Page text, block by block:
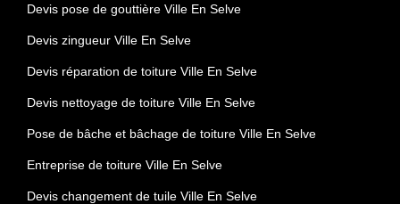
Devis pose de gouttière Ville En Selve
Devis zingueur Ville En Selve
Devis réparation de toiture Ville En Selve
Devis nettoyage de toiture Ville En Selve
Pose de bâche et bâchage de toiture Ville En Selve
Entreprise de toiture Ville En Selve
Devis changement de tuile Ville En Selve